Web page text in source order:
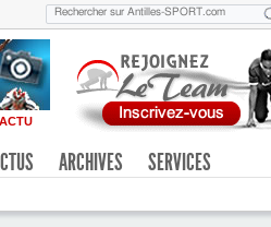
ARCHIVES SERVICES